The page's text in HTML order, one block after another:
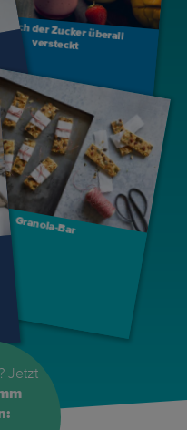
sich der Zucker überall
versteckt
Granola-Bar
Jetzt